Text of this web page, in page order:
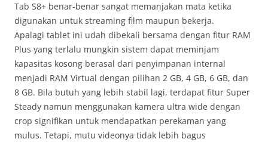
Tab S8+ benar-benar sangat memanjakan mata ketika
digunakan untuk streaming film maupun bekerja.
Apalagi tablet ini udah dibekali bersama dengan fitur RAM
Plus yang terlalu mungkin sistem dapat meminjam
kapasitas kosong berasal dari penyimpanan internal
menjadi RAM Virtual dengan pilihan 2 GB, 4 GB, 6 GB, dan
8 GB. Bila butuh yang lebih stabil lagi, terdapat fitur Super
Steady namun menggunakan kamera ultra wide dengan
crop signifikan untuk mendapatkan perekaman yang
mulus. Tetapi, mutu videonya tidak lebih bagus